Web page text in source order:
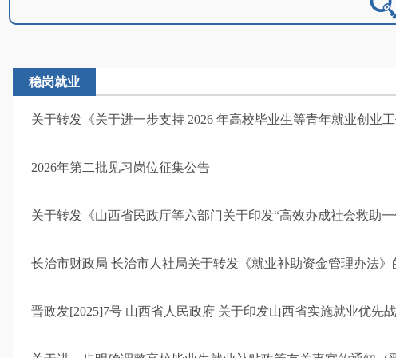
稳岗就业
关于转发《关于进一步支持 2026 年高校毕业生等青年就业创业
2026年第二批见习岗位征集公告
关于转发《山西省民政厅等六部门关于印发“高效办成社会救助
长治市财政局 长治市人社局关于转发《就业补助资金管理办法
晋政发[2025]7号 山西省人民政府 关于印发山西省实施就业优先